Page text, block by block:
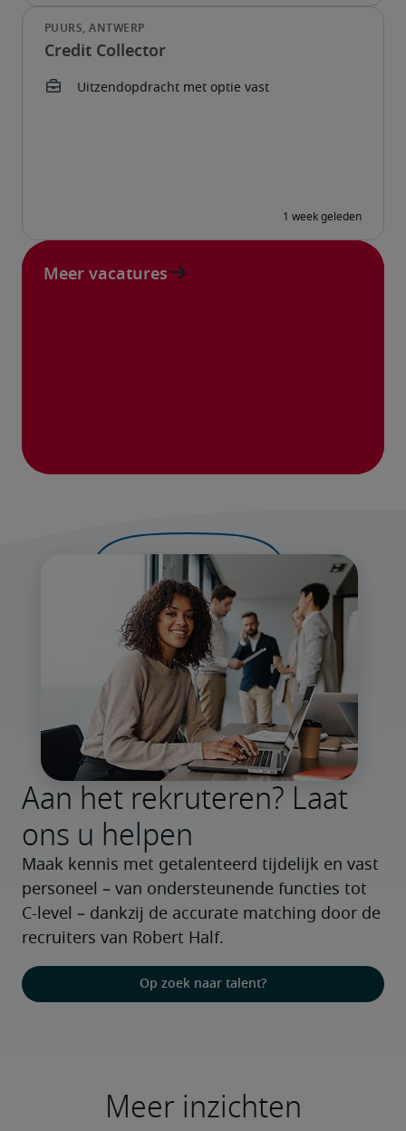
Credit Collector
Meer vacatures
Aan het rekruteren? Laat
ons u helpen
Maak kennis met getalenteerd tijdelijk en vast
personeel – van ondersteunende functies tot
C-level – dankzij de accurate matching door de
recruiters van Robert Half.
Op zoek naar talent?
Meer inzichten